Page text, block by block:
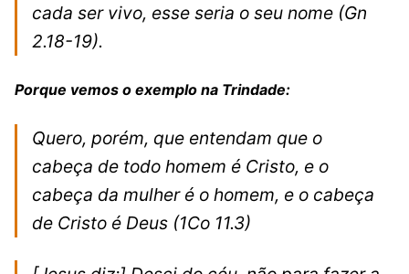
cada ser vivo, esse seria o seu nome (Gn
2.18-19).
Porque vemos o exemplo na Trindade:
Quero, porém, que entendam que o
cabeça de todo homem é Cristo, e o
cabeça da mulher é o homem, e o cabeça
de Cristo é Deus (1Co 11.3)